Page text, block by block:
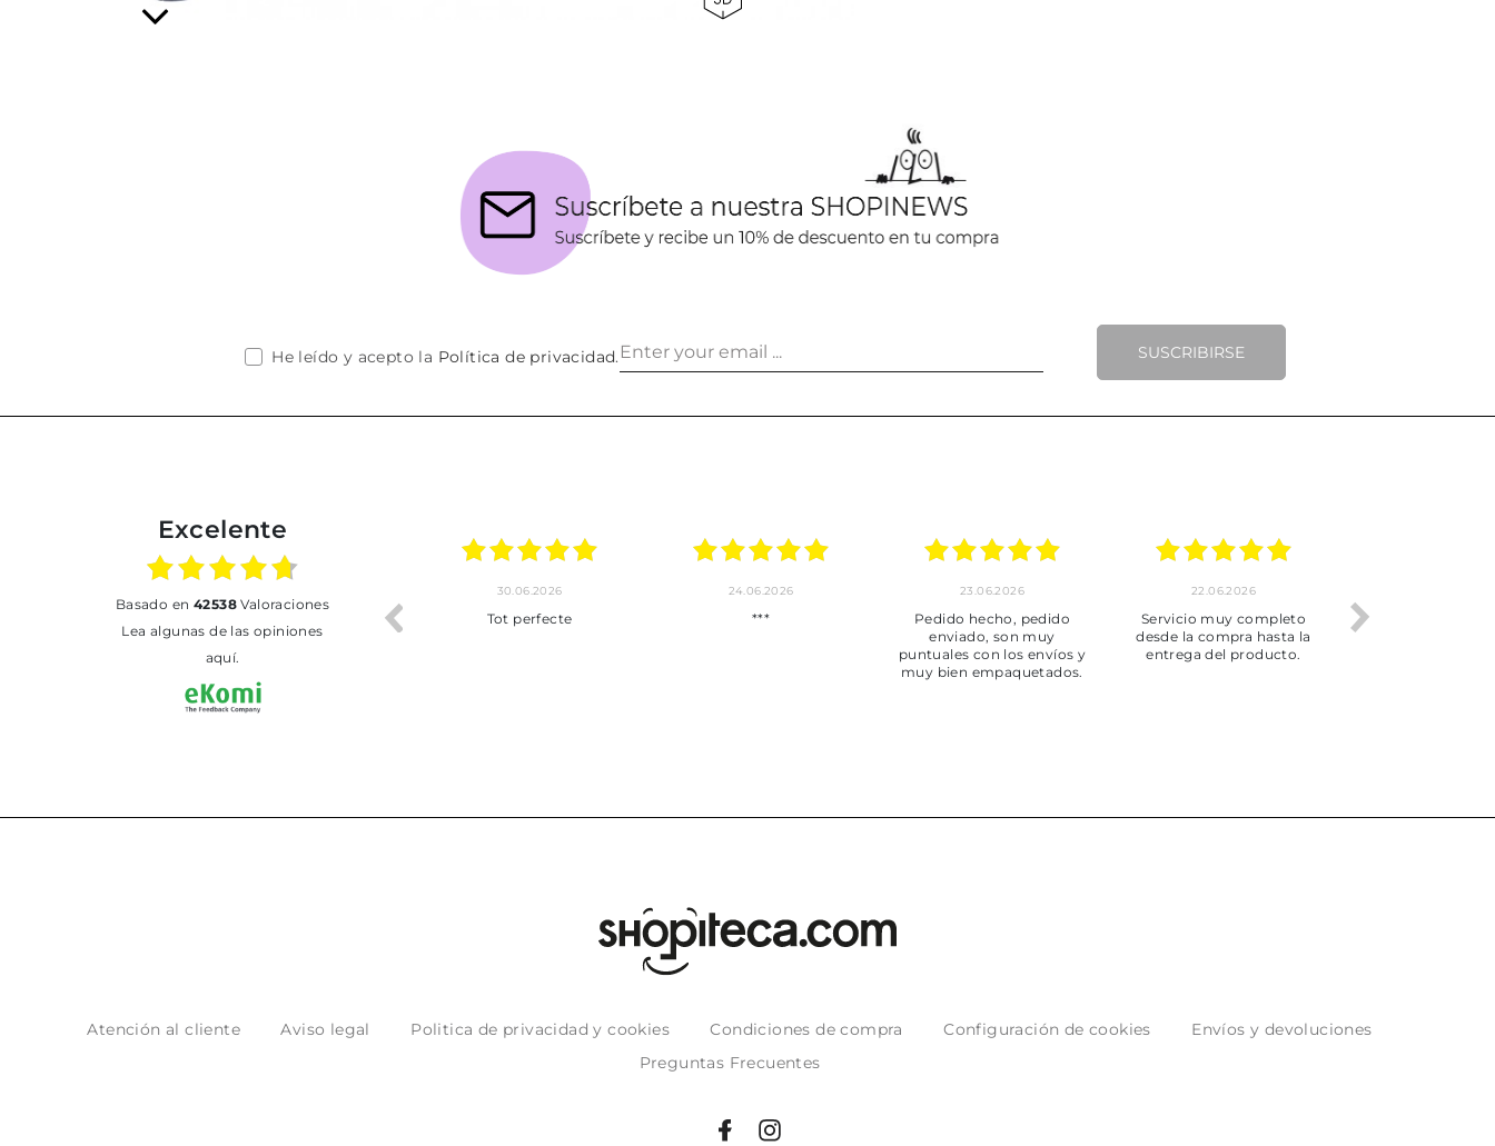
SUSCRIBIRSE
He leído y acepto la Política de privacidad.
Excelente
basado en 42538Valoraciones
Lea algunas de las opiniones
aquí.
30.06.2026
Tot perfecte
24.06.2026
***
23.06.2026
Pedido hecho, pedido
enviado, son muy
puntuales con los envíos y
muy bien empaquetados.
22.06.2026
Servicio muy completo
desde la compra hasta la
entrega del producto.
Atención al cliente Aviso legal Politica de privacidad y cookies Condiciones de compra Configuración de cookies
Envíos y devoluciones
Preguntas Frecuentes